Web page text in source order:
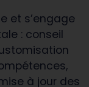
et s’engage
: conseil
à jour des